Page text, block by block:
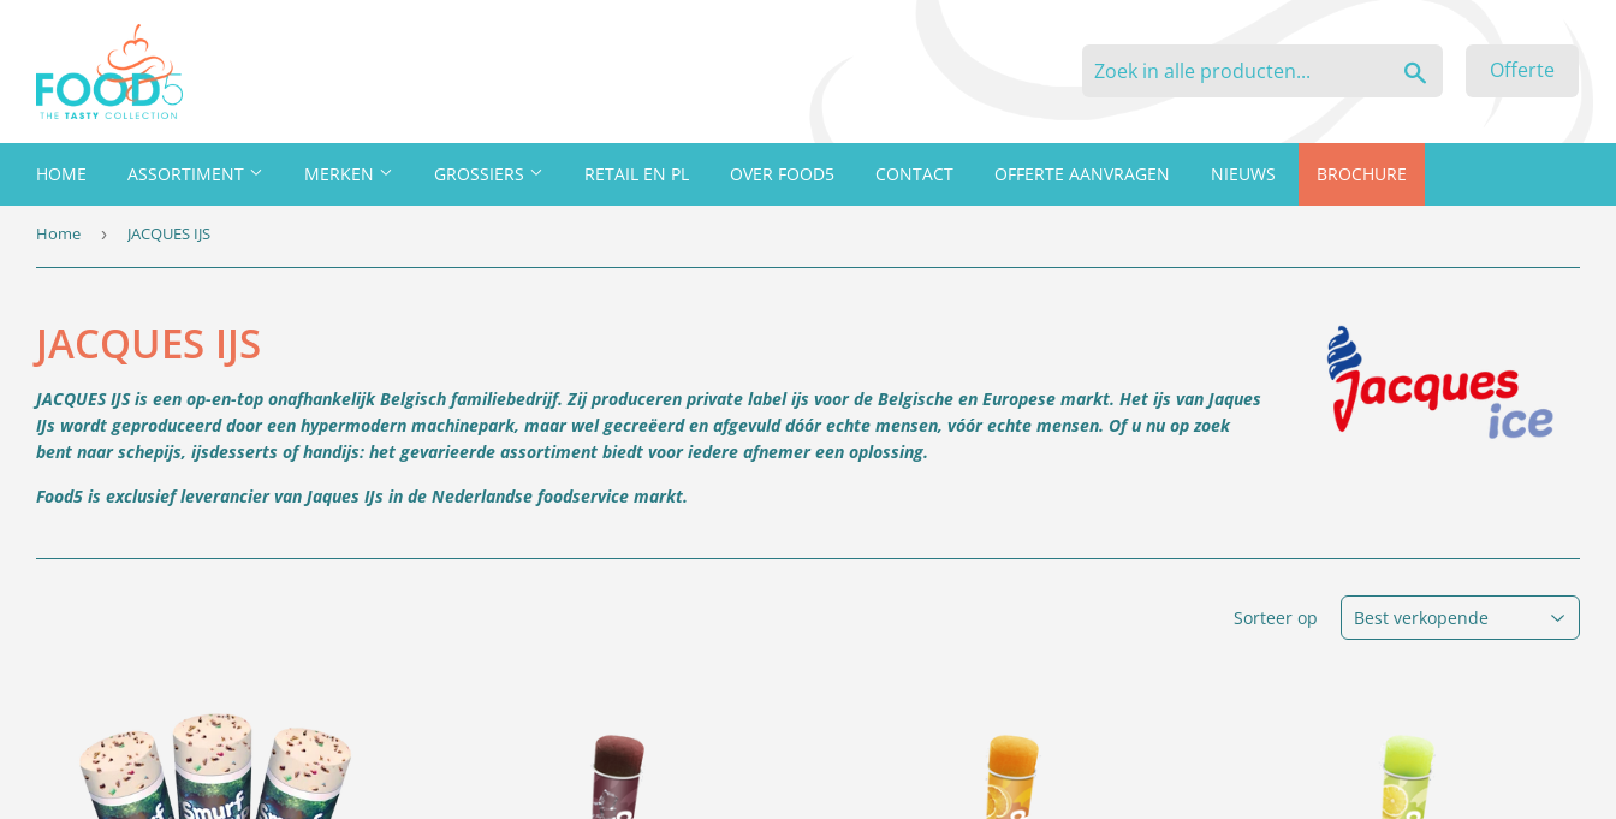
Offerte
HOME ASSORTIMENT MERKEN GROSSIERS RETAIL EN PL OVER FOOD5 CONTACT OFFERTE AANVRAGEN NIEUWS BROCHURE
Home › JACQUES IJS
JACQUES IJS
JACQUES IJS is een op-en-top onafhankelijk Belgisch familiebedrijf. Zij produceren private label ijs voor de Belgische en Europese markt. Het ijs van Jaques
IJs wordt geproduceerd door een hypermodern machinepark, maar wel gecreëerd en afgevuld dóór echte mensen, vóór echte mensen. Of u nu op zoek
bent naar schepijs, ijsdesserts of handijs: het gevarieerde assortiment biedt voor iedere afnemer een oplossing.
Food5 is exclusief leverancier van Jaques IJs in de Nederlandse foodservice markt.
Sorteer op